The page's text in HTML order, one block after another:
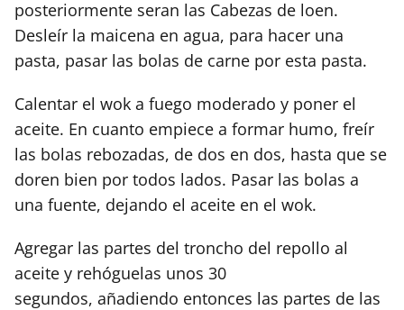
posteriormente seran las Cabezas de loen.
Desleír la maicena en agua, para hacer una
pasta, pasar las bolas de carne por esta pasta.
Calentar el wok a fuego moderado y poner el
aceite. En cuanto empiece a formar humo, freír
las bolas rebozadas, de dos en dos, hasta que se
doren bien por todos lados. Pasar las bolas a
una fuente, dejando el aceite en el wok.
Agregar las partes del troncho del repollo al
aceite y rehóguelas unos 30
segundos, añadiendo entonces las partes de las